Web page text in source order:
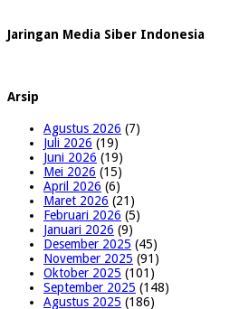
Jaringan Media Siber Indonesia
Arsip
Agustus 2026 (7)
Juli 2026 (19)
Juni 2026 (19)
Mei 2026 (15)
April 2026 (6)
Maret 2026 (21)
Februari 2026 (5)
Januari 2026 (9)
Desember 2025 (45)
November 2025 (91)
Oktober 2025 (101)
September 2025 (148)
Agustus 2025 (186)